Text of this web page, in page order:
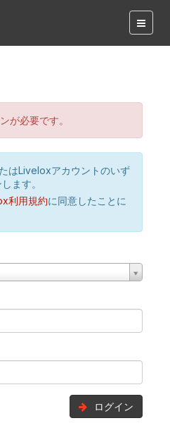
が必要です。
はLiveloxアカウントのいず
ます。
利用規約に同意したことに
ログイン